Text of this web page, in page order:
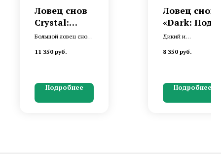
Ловец снов
Crystal:
«Сны
Большой ловец снов
аметистом
11 350 руб.
Подробнее
Ловец снов
«Dark: Под
защитой
Дикий и
Защитник с перьями
8 350 руб.
Подробнее